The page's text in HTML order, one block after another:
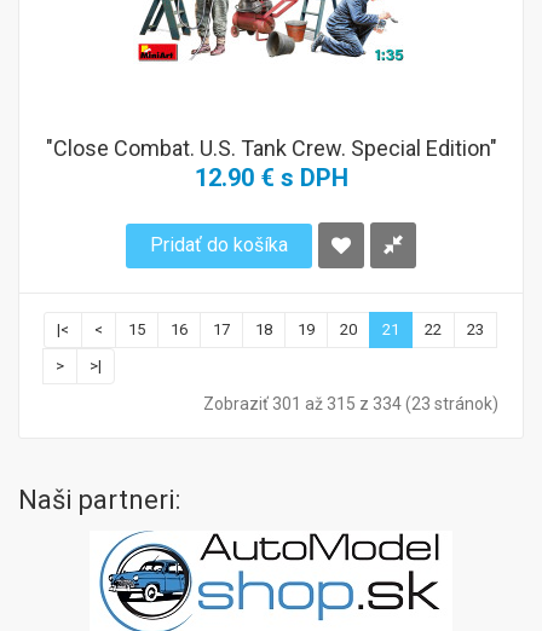
"Close Combat. U.S. Tank Crew. Special Edition"
12.90 € s DPH
Pridať do košíka
|< < 15 16 17 18 19 20 21 22
23
>
>|
Zobraziť 301 až 315 z 334 (23 stránok)
Naši partneri: